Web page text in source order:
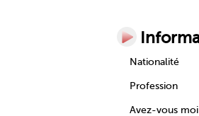
Nationalité
Profession
Avez-vous